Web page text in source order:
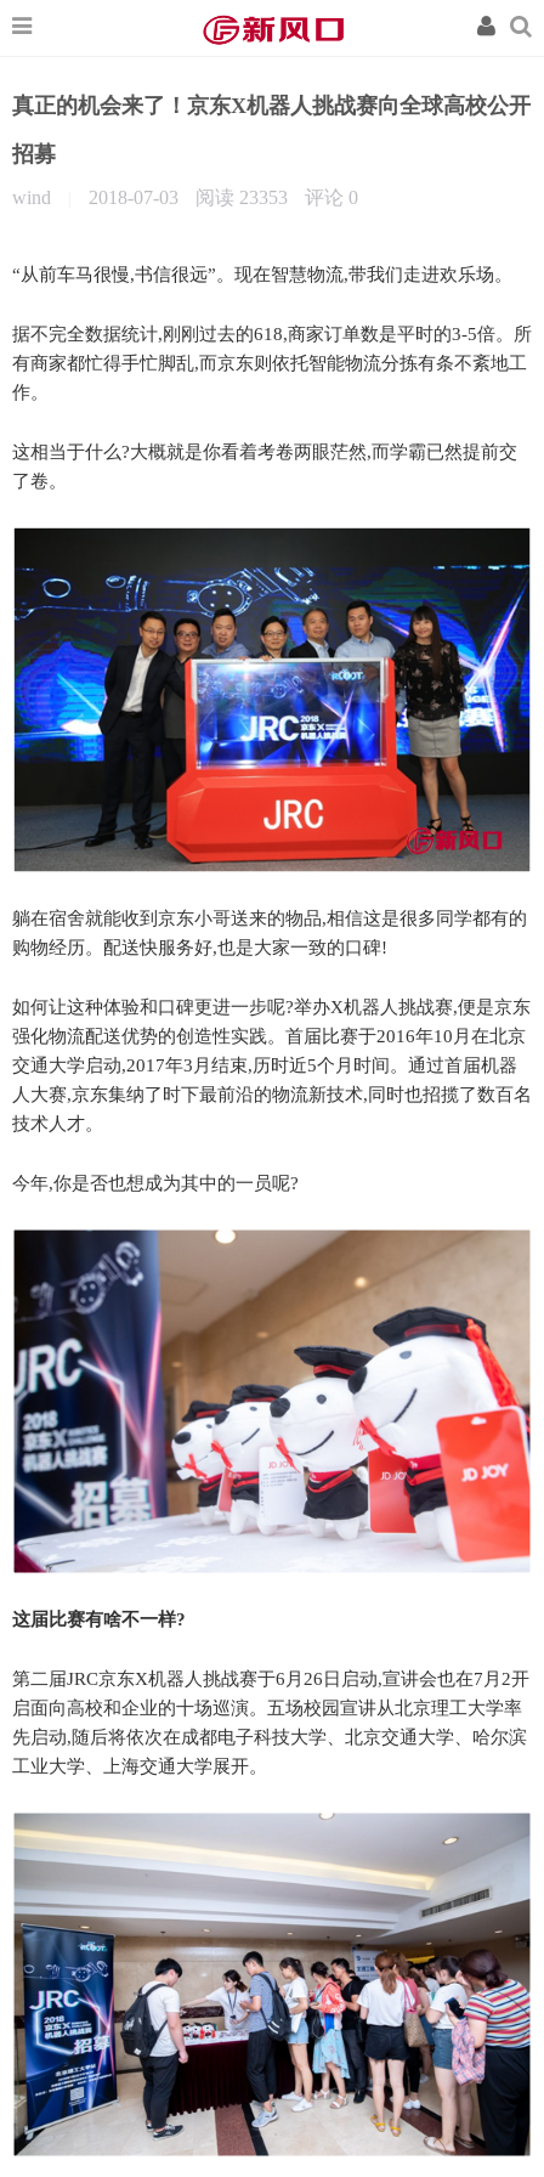
真正的机会来了！京东X机器人挑战赛向全球高校公开
招募
wind 2018-07-03 阅读 23353 评论 0
“从前车马很慢,书信很远”。现在智慧物流,带我们走进欢乐场。
据不完全数据统计,刚刚过去的618,商家订单数是平时的3-5倍。所
有商家都忙得手忙脚乱,而京东则依托智能物流分拣有条不紊地工
作。
这相当于什么?大概就是你看着考卷两眼茫然,而学霸已然提前交
了卷。
躺在宿舍就能收到京东小哥送来的物品,相信这是很多同学都有的
购物经历。配送快服务好,也是大家一致的口碑!
如何让这种体验和口碑更进一步呢?举办X机器人挑战赛,便是京东
强化物流配送优势的创造性实践。首届比赛于2016年10月在北京
交通大学启动,2017年3月结束,历时近5个月时间。通过首届机器
人大赛,京东集纳了时下最前沿的物流新技术,同时也招揽了数百名
技术人才。
今年,你是否也想成为其中的一员呢?
这届比赛有啥不一样?
第二届JRC京东X机器人挑战赛于6月26日启动,宣讲会也在7月2开
启面向高校和企业的十场巡演。五场校园宣讲从北京理工大学率
先启动,随后将依次在成都电子科技大学、北京交通大学、哈尔滨
工业大学、上海交通大学展开。